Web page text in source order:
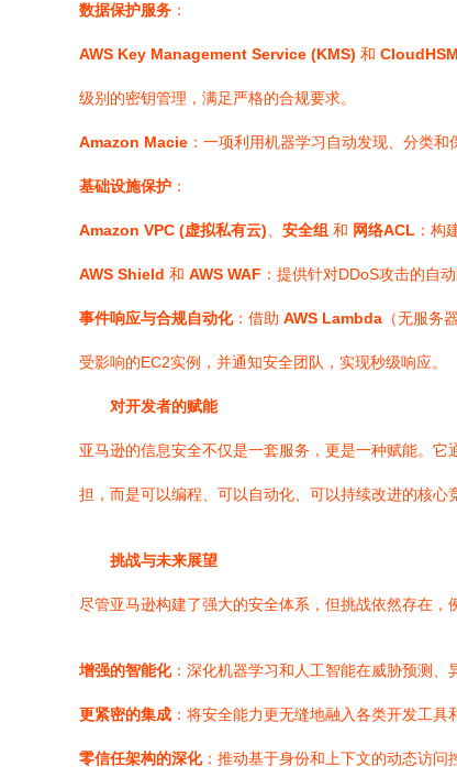
数据保护服务 ：
AWS Key Management Service (KMS) 和 CloudHSM
级别的密钥管理，满足严格的合规要求。
Amazon Macie ：一项利用机器学习自动发现、分类
基础设施保护 ：
Amazon VPC (虚拟私有云) 安全组 和 网络ACL ：构
AWS Shield 和 AWS WAF ：提供针对DDoS攻击的自
事件响应与合规自动化：借助 AWS Lambda （无服务
受影响的EC2实例，并通知安全团队，实现秒级响应。
对开发者的赋能
亚马逊的信息安全不仅是一套服务，更是一种赋能。
担，而是可以编程、可以自动化、可以持续改进的核心
挑战与未来展望
尽管亚马逊构建了强大的安全体系，但挑战依然存在
增强的智能化：深化机器学习和人工智能在威胁预测、
更紧密的集成 ：将安全能力更无缝地融入各类开发工具
零信任架构的深化：推动基于身份和上下文的动态访问